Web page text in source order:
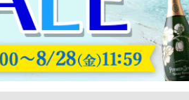
ル 1853オールド・ヴァイ
ディ 750ml